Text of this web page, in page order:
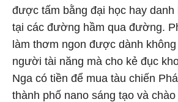
được tấm bằng đại học hay danh
tại các đường hầm qua đường.
làm thơm ngon được dành
người tài năng mà cho kẻ đục
Nga có tiền để mua tàu chiến
thành phố nano sáng tạo và